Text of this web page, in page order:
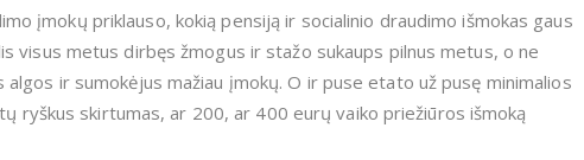
įmokų priklauso, kokią pensiją ir socialinio draudimo išmokas gaus
visus metus dirbęs žmogus ir stažo sukaups pilnus metus, o ne
ir sumokėjus mažiau įmokų. O ir puse etato už pusę minimalios
ryškus skirtumas, ar 200, ar 400 eurų vaiko priežiūros išmoką